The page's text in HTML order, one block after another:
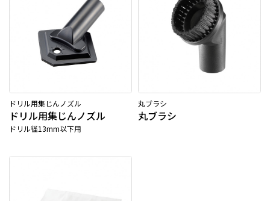
ドリル用集じんノズル
ドリル用集じんノズル
ドリル径13mm以下用
丸ブラシ
丸ブラシ